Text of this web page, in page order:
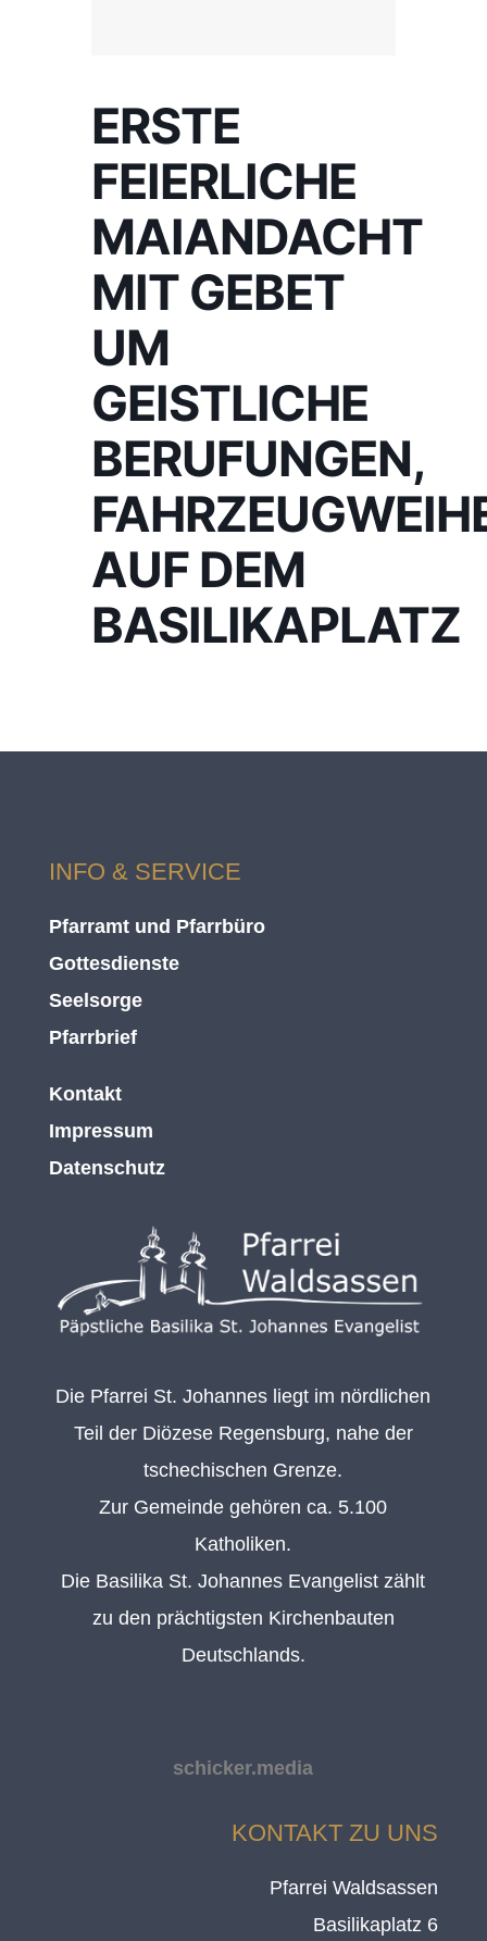
ERSTE
FEIERLICHE
MAIANDACHT
MIT GEBET
UM
GEISTLICHE
BERUFUNGEN,
AUF DEM
BASILIKAPLATZ
INFO & SERVICE
Pfarramt und Pfarrbüro
Gottesdienste
Seelsorge
Pfarrbrief
Kontakt
Impressum
Datenschutz
Die Pfarrei St. Johannes liegt im nördlichen
Teil der Diözese Regensburg, nahe der
tschechischen Grenze.
Zur Gemeinde gehören ca. 5.100
Katholiken.
Die Basilika St. Johannes Evangelist zählt
zu den prächtigsten Kirchenbauten
Deutschlands.
schicker.media
KONTAKT ZU UNS
Pfarrei Waldsassen
Basilikaplatz 6